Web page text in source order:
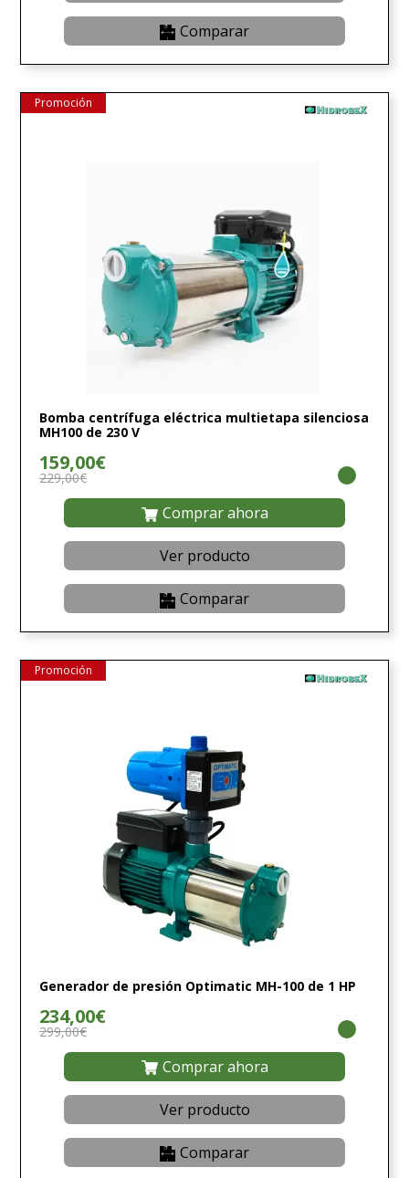
Comparar
Promoción
Bomba centrífuga eléctrica multietapa silenciosa
MH100 de 230 V
159,00€
229,00€
Comprar ahora
Ver producto
Comparar
Promoción
Generador de presión Optimatic MH-100 de 1 HP
234,00€
299,00€
Comprar ahora
Ver producto
Comparar